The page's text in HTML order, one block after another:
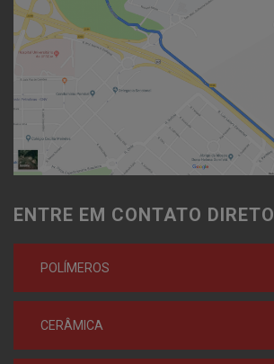
ENTRE EM CONTATO DIRETO
POLÍMEROS
CERÂMICA